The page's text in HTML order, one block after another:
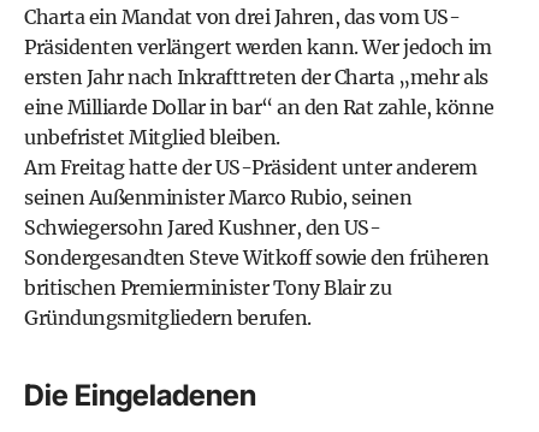
Charta ein Mandat von drei Jahren, das vom US-
Präsidenten verlängert werden kann. Wer jedoch im
ersten Jahr nach Inkrafttreten der Charta „mehr als
eine Milliarde Dollar in bar“ an den Rat zahle, könne
unbefristet Mitglied bleiben.
Am Freitag hatte der US-Präsident unter anderem
seinen Außenminister Marco Rubio, seinen
Schwiegersohn Jared Kushner, den US-
Sondergesandten Steve Witkoff sowie den früheren
britischen Premierminister Tony Blair zu
Gründungsmitgliedern berufen.
Die Eingeladenen